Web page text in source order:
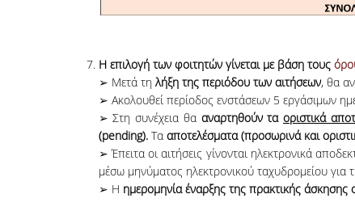
Η επιλογή των φοιτητών γίνεται με βάση τους
➢ Μετά τη λήξη της περιόδου των αιτήσεων, θα
➢ Ακολουθεί περίοδος ενστάσεων 5 εργάσιμων
➢ Στη συνέχεια θααναρτηθούν ταοριστικά
(pending). Τα αποτελέσματα (προσωρινά και
➢ Έπειτα οι αιτήσεις γίνονται ηλεκτρονικά
μέσω μηνύματος ηλεκτρονικού ταχυδρομείου
➢ Η ημερομηνία έναρξης της πρακτικής άσκησης